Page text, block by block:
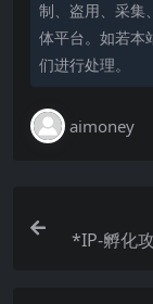
制、盗用、采集
体平台。如若本
们进行处理。
aimoney
*IP-孵化